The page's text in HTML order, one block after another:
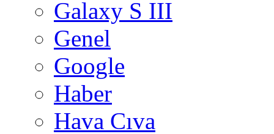
Galaxy S III
Genel
Google
Haber
Hava Cıva